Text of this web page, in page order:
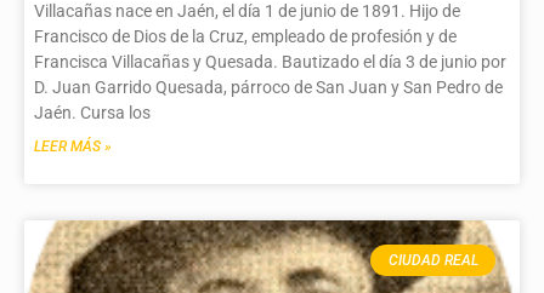
Villacañas nace en Jaén, el día 1 de junio de 1891. Hijo de
Francisco de Dios de la Cruz, empleado de profesión y de
Francisca Villacañas y Quesada. Bautizado el día 3 de junio por
D. Juan Garrido Quesada, párroco de San Juan y San Pedro de
Jaén. Cursa los
LEER MÁS »
CIUDAD REAL